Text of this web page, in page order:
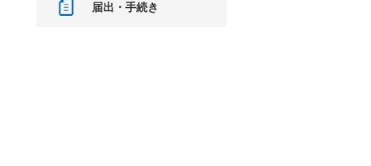
届出・手続き